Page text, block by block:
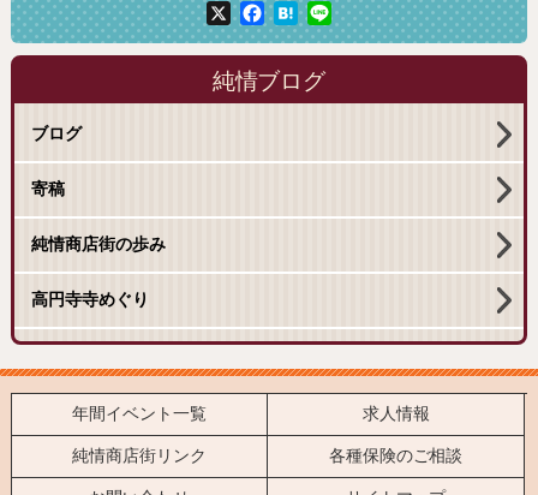
X Facebook
Hatena
Line
純情ブログ
ブログ
寄稿
純情商店街の歩み
高円寺寺めぐり
年間イベント一覧 求人情報
純情商店街リンク 各種保険のご相談